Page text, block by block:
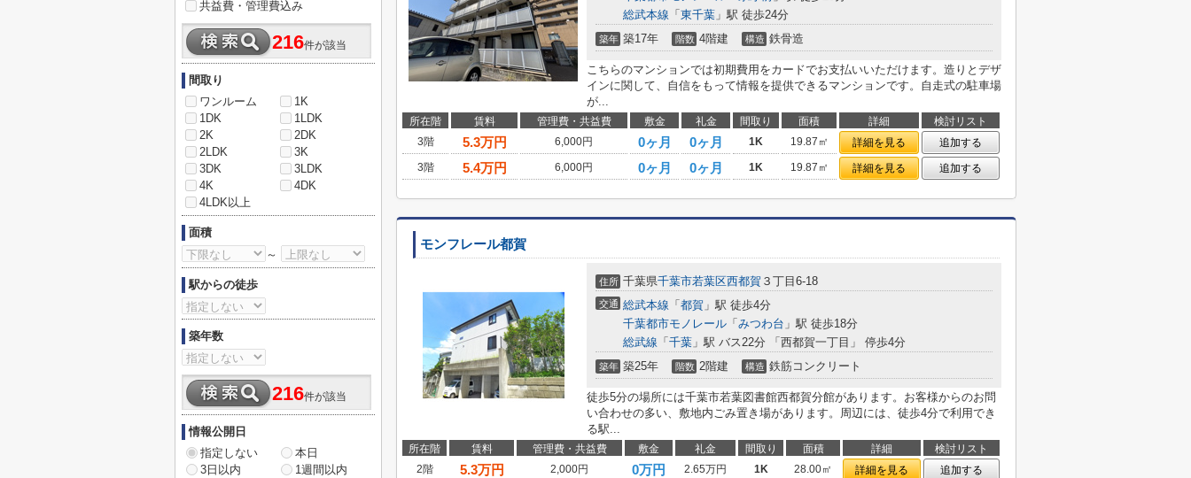
総武本線 「 東千葉 」駅 徒歩24分
築年 築17年 階数 4階建 構造 鉄骨造
こちらのマンションでは初期費用をカードでお支払いいただけます。造りとデザ
インに関して、自信をもって情報を提供できるマンションです。自走式の駐車場
が...
所在階 賃料 管理費・共益費 敷金 礼金 間取り 面積 詳細
検討リスト
3階
5.3万円 6,000円 0ヶ月 0ヶ月 1K 19.87㎡ 詳細を見る
追加する
3階
5.4万円 6,000円 0ヶ月 0ヶ月 1K 19.87㎡ 詳細を見る 追加する
モンフレール都賀
住所 千葉県千葉市若葉区西都賀 ３丁目6-18
交通 総武本線 「 都賀 」駅 徒歩4分
千葉都市モノレール 「 みつわ台 」駅 徒歩18分
総武線 「 千葉 」駅 バス22分 「西都賀一丁目」 停歩4分
築年 築25年 階数 2階建 構造 鉄筋コンクリート
徒歩5分の場所には千葉市若葉図書館西都賀分館があります。お客様からのお問
い合わせの多い、敷地内ごみ置き場があります。周辺には、徒歩4分で利用でき
る駅...
所在階 賃料 管理費・共益費 敷金 礼金 間取り 面積 詳細
検討リスト
2階
5.3万円 2,000円 0万円 2.65万円 1K 28.00㎡ 詳細を見る 追加する
共益費・管理費込み
216件が該当
間取り
ワンルーム
1K
1DK
1LDK
2K
2DK
2LDK
3K
3DK
3LDK
4K
4DK
4LDK以上
面積
～
駅からの徒歩
築年数
216件が該当
情報公開日
指定しない
本日
3日以内
1週間以内